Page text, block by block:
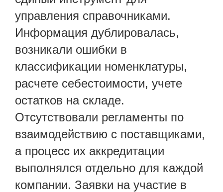
управления справочниками.
Информация дублировалась,
возникали ошибки в
классификации номенклатуры,
расчете себестоимости, учете
остатков на складе.
Отсутствовали регламенты по
взаимодействию с поставщиками,
а процесс их аккредитации
выполнялся отдельно для каждой
компании. Заявки на участие в